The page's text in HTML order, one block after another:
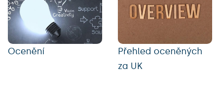
Ocenění
Přehled oceněných
za UK